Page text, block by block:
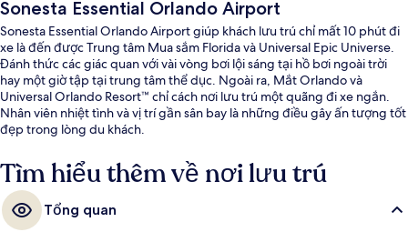
Sonesta Essential Orlando Airport
Sonesta Essential Orlando Airport giúp khách lưu trú chỉ mất 10 phút đi
xe là đến được Trung tâm Mua sắm Florida và Universal Epic Universe.
Đánh thức các giác quan với vài vòng bơi lội sáng tại hồ bơi ngoài trời
hay một giờ tập tại trung tâm thể dục. Ngoài ra, Mắt Orlando và
Universal Orlando Resort™ chỉ cách nơi lưu trú một quãng đi xe ngắn.
Nhân viên nhiệt tình và vị trí gần sân bay là những điều gây ấn tượng tốt
đẹp trong lòng du khách.
Tìm hiểu thêm về nơi lưu trú
Tổng quan